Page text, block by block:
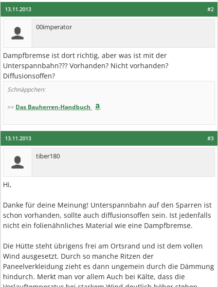
#2
13.11.2013
00imperator
Dampfbremse ist dort richtig, aber was ist mit der
Unterspannbahn??? Vorhanden? Nicht vorhanden?
Diffusionsoffen?
Schnäppchen:
>> Das Bauherren-Handbuch
#3
13.11.2013
tiber180
Hi,
Danke für deine Meinung! Unterspannbahn auf den Sparren ist
schon vorhanden, sollte auch diffusionsoffen sein. Ist jedenfalls
nicht ein folienähnliches Material wie eine Dampfbremse.
Die Hütte steht übrigens frei am Ortsrand und ist dem vollen
Wind ausgesetzt. Durch so manche Ritzen der
Paneelverkleidung zieht es dann ungemein durch die Dämmung
hindurch. Merkt man vor allem Auch bei Kälte, dass die